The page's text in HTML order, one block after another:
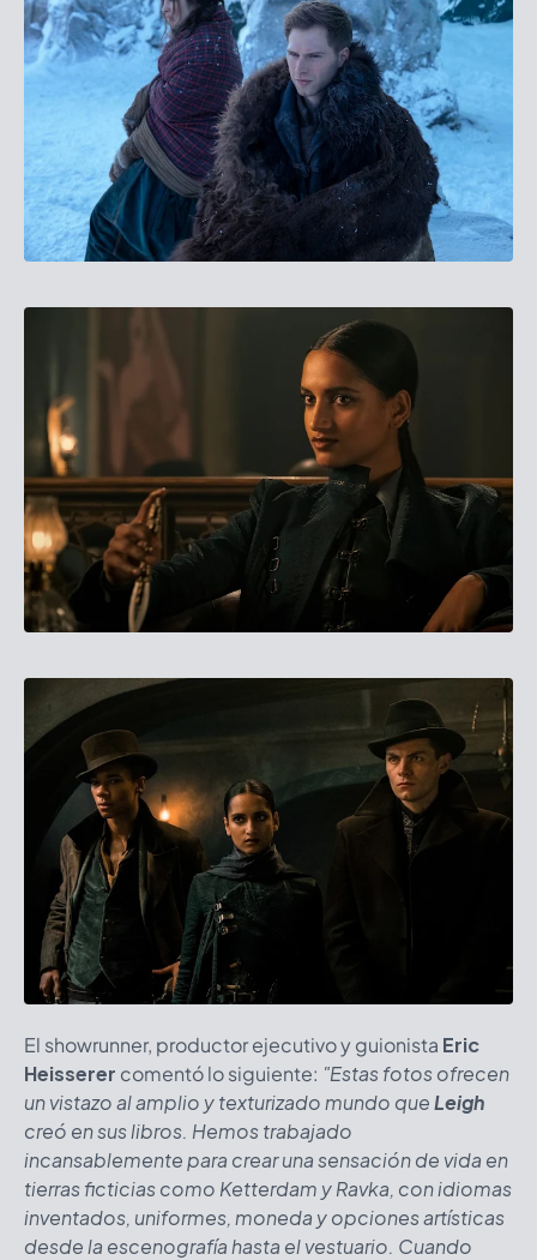
El showrunner, productor ejecutivo y guionista Eric
Heisserer comentó lo siguiente: "Estas fotos ofrecen
un vistazo al amplio y texturizado mundo queLeigh
creó en sus libros. Hemos trabajado
incansablemente para crear una sensación de vida en
tierras ficticias como Ketterdam y Ravka, con idiomas
inventados, uniformes, moneda y opciones artísticas
desde la escenografía hasta el vestuario. Cuando